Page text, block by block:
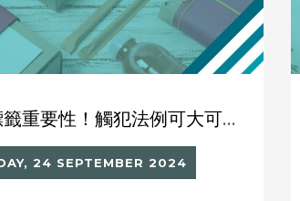
食品標籤重要性！觸犯法例可大可少！
24 SEPTEMBER 2024